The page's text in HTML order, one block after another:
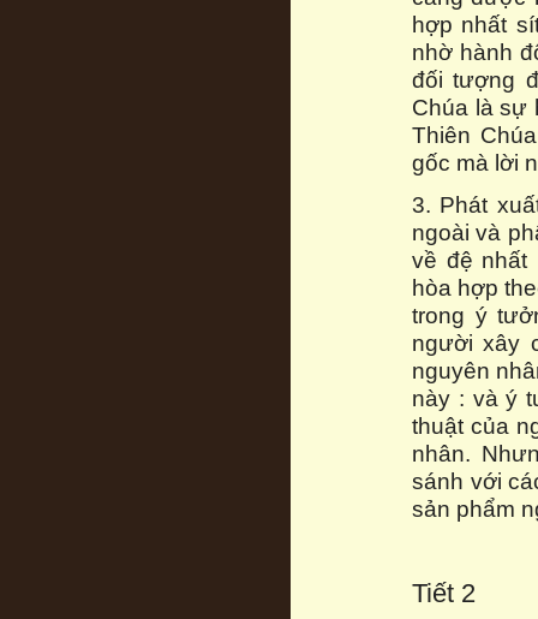
hợp nhất
nhờ hành
đối tượng
Chúa là sự
Thiên
gốc mà lời
3. Phát
ngoài và
về đệ nhất
hòa hợp
trong ý
người xây
nguyên
này : và ý
thuật của
nhân.
sánh với
sản phẩm
Tiết 2